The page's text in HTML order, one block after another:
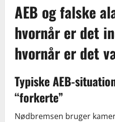
AEB og falske
hvornår er det
hvornår er det
Typiske AEB-
“forkerte”
Nødbremsen bruger